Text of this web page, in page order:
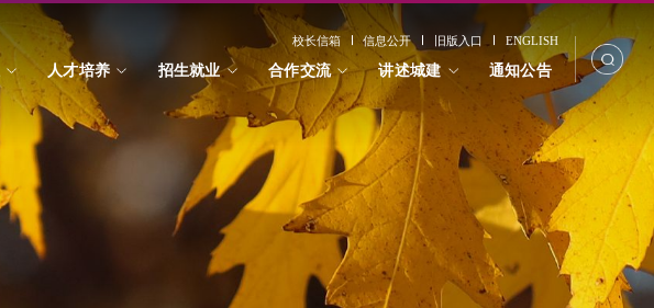
校长信箱 信息公开 旧版入口 ENGLISH
人才培养 招生就业 合作交流 讲述城建 通知公告